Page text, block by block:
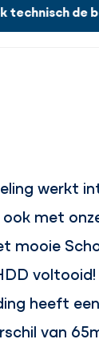
de
werkt
met
mooie
heeft
van